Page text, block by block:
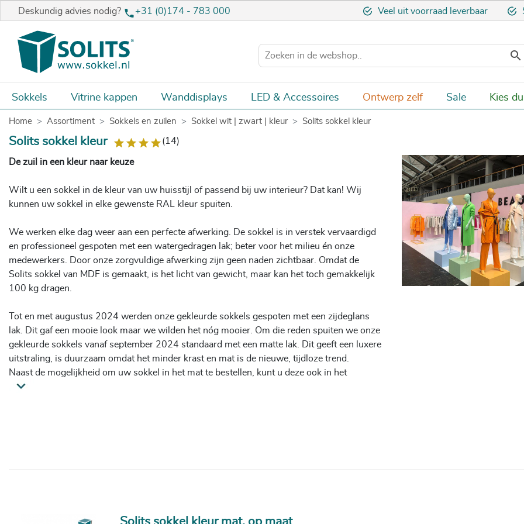
Deskundig advies nodig? +31 (0)174 - 783 000 Veel uit voorraad leverbaar

Sokkels Vitrine kappen Wanddisplays LED & Accessoires Ontwerp zelf Sale Kies
Home Assortiment Sokkels en zuilen Sokkel wit | zwart | kleur Solits sokkel kleur
Solits sokkel kleur (14)
De zuil in een kleur naar keuze
Wilt u een sokkel in de kleur van uw huisstijl of passend bij uw interieur? Dat kan! Wij
kunnen uw sokkel in elke gewenste RAL kleur spuiten.
We werken elke dag weer aan een perfecte afwerking. De sokkel is in verstek vervaardigd
en professioneel gespoten met een watergedragen lak; beter voor het milieu én onze
medewerkers. Door onze zorgvuldige afwerking zijn geen naden zichtbaar. Omdat de
Solits sokkel van MDF is gemaakt, is het licht van gewicht, maar kan het toch gemakkelijk
100 kg dragen.
Tot en met augustus 2024 werden onze gekleurde sokkels gespoten met een zijdeglans
lak. Dit gaf een mooie look maar we wilden het nóg mooier. Om die reden spuiten we onze
gekleurde sokkels vanaf september 2024 standaard met een matte lak. Dit geeft een luxere
uitstraling, is duurzaam omdat het minder krast en mat is de nieuwe, tijdloze trend.
Naast de mogelijkheid om uw sokkel in het mat te bestellen, kunt u deze ook in het
hoogglans bestellen.
Zou u de zuil nog verder willen uitbreiden of personaliseren? Dat kan: met uw eigen
Solits sokkel kleur mat, op maat